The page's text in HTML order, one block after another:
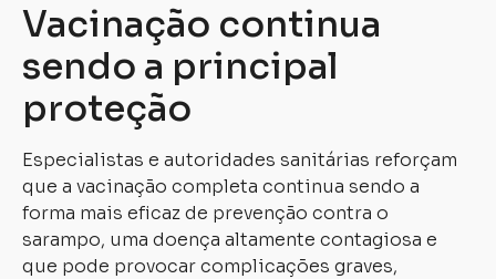
Vacinação continua
sendo a principal
proteção
Especialistas e autoridades sanitárias reforçam
que a vacinação completa continua sendo a
forma mais eficaz de prevenção contra o
sarampo, uma doença altamente contagiosa e
que pode provocar complicações graves,